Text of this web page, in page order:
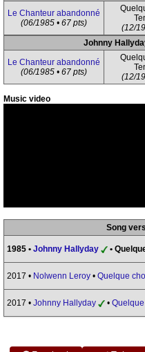
Le Chanteur abandonné
(06/1985 • 67 pts)
(12/
Johnny
Le Chanteur abandonné
(06/1985 • 67 pts)
(12/
Music video
Song
1985 • Johnny Hallyday •
2017 • Nolwenn Leroy • Quelque
2017 • Johnny Hallyday •